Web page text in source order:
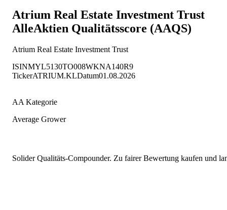
Atrium Real Estate Investment Trust
AlleAktien Qualitätsscore (AAQS)
Atrium Real Estate Investment Trust
ISINMYL5130TO008WKNA140R9
TickerATRIUM.KLDatum01.08.2026
AA Kategorie
Average Grower
Solider Qualitäts-Compounder. Zu fairer Bewertung kaufen und